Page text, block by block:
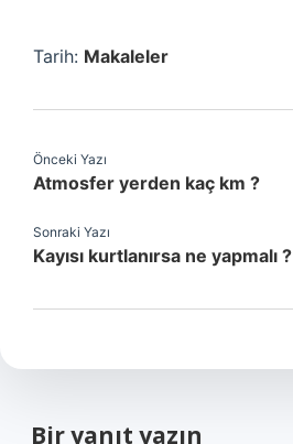
Tarih: Makaleler
Önceki Yazı
Atmosfer yerden kaç km ?
Sonraki Yazı
Kayısı kurtlanırsa ne yapmalı ?
Bir yanıt yazın